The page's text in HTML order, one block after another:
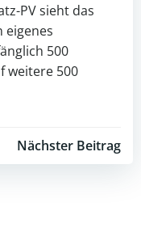
PV sieht das
eigenes
500
weitere 500
Nächster Beitrag